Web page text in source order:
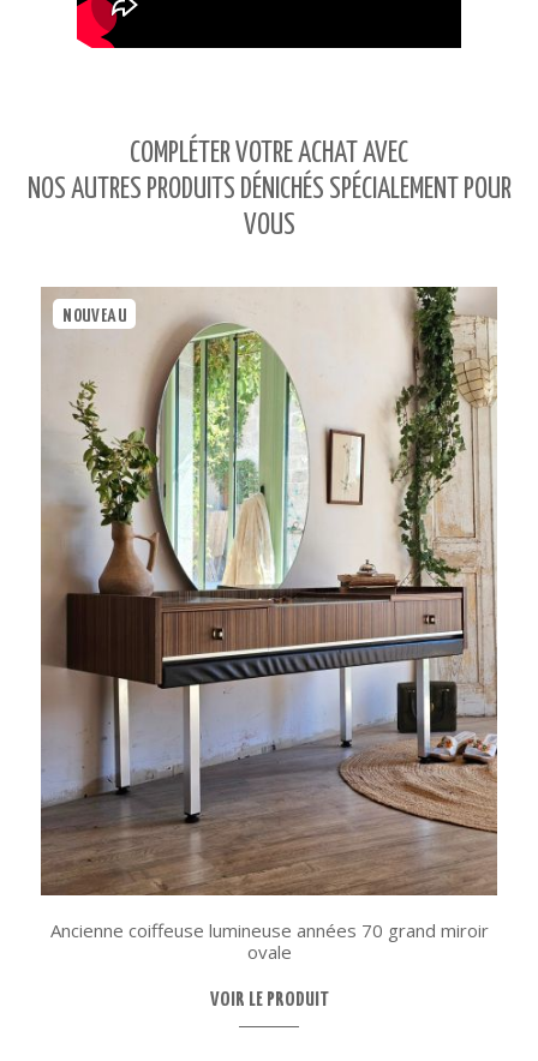
COMPLÉTER VOTRE ACHAT AVEC
NOS AUTRES PRODUITS DÉNICHÉS SPÉCIALEMENT POUR
VOUS
NOUVEAU
Ancienne coiffeuse lumineuse années 70 grand miroir
ovale
VOIR LE PRODUIT